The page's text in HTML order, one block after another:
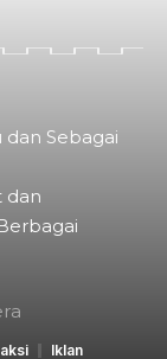
Sebagai
dan
Iklan